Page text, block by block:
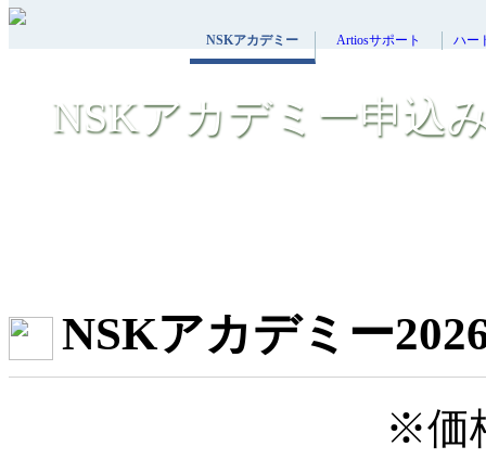
NSKアカデミー Artiosサポート ハー
NSKアカデミー申込
NSKアカデミー
※価